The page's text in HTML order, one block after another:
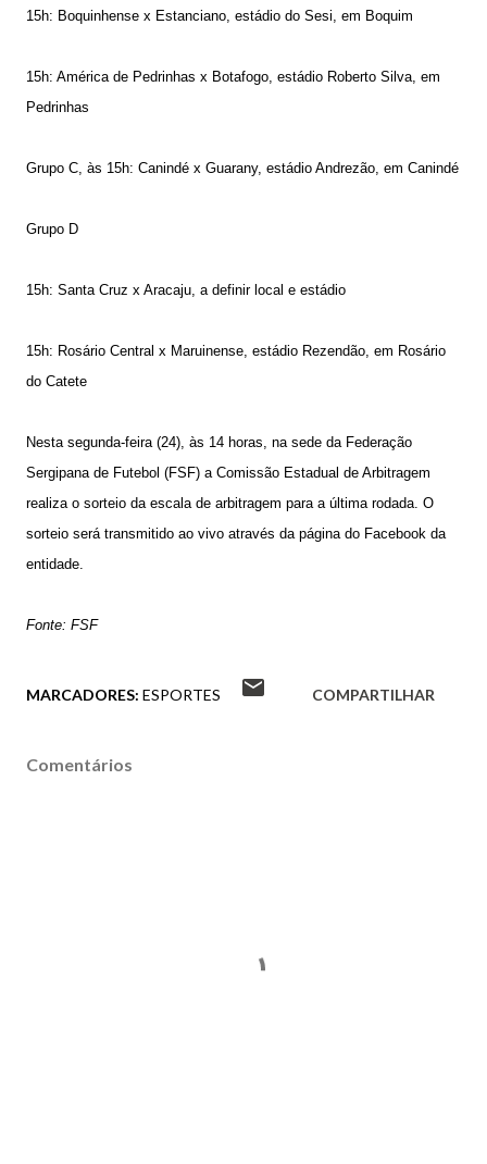
15h: Boquinhense x Estanciano, estádio do Sesi, em Boquim
15h: América de Pedrinhas x Botafogo, estádio Roberto Silva, em
Pedrinhas
Grupo C, às 15h: Canindé x Guarany, estádio Andrezão, em Canindé
Grupo D
15h: Santa Cruz x Aracaju, a definir local e estádio
15h: Rosário Central x Maruinense, estádio Rezendão, em Rosário
do Catete
Nesta segunda-feira (24), às 14 horas, na sede da Federação
Sergipana de Futebol (FSF) a Comissão Estadual de Arbitragem
realiza o sorteio da escala de arbitragem para a última rodada. O
sorteio será transmitido ao vivo através da página do Facebook da
entidade.
Fonte: FSF
MARCADORES: ESPORTES COMPARTILHAR
Comentários